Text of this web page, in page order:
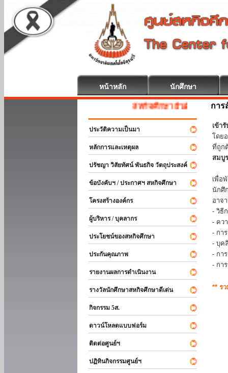
หน้าหลัก นักศึกษา
สหกิจศึกษา ยินดีต้อนรับ
ประวัติความเป็นมา
หลักการและเหตุผล
ปรัชญา วิสัยทัศน์ พันธกิจ วัตถุประสงค์
ข้อบังคับฯ / ประกาศฯ สหกิจศึกษา
โครงสร้างองค์กร
ผู้บริหาร / บุคลากร
ประโยชน์ของสหกิจศึกษา
ประกันคุณภาพ
รายงานผลการดำเนินงาน
รางวัลนักศึกษาสหกิจศึกษาดีเด่น
กิจกรรม 5ส.
ดาวน์โหลดแบบฟอร์ม
ติดต่อศูนย์ฯ
ปฏิทินกิจกรรมศูนย์ฯ
การ
เข้า
โดย
ที่ถูก
สมบู
เพื่อ
นักศึ
อาจ
- วิธี
- คว
- กา
- บุค
- กา
- กา
** ร